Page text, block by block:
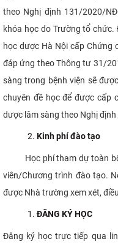
theo Nghị định 131/2020/
khóa học do Trường tổ
học dược Hà Nội cấp Chứng
đáp ứng theo Thông tư 31/
sàng trong bệnh viện sẽ
chuyên đề học để được cấp
dược lâm sàng theo Nghị
Kinh phí đào tạo
Học phí tham dự toàn
viên/Chương trình đào tạo.
được Nhà trường xem xét,
ĐĂNG KÝ HỌC
Đăng ký học trực tiếp qua